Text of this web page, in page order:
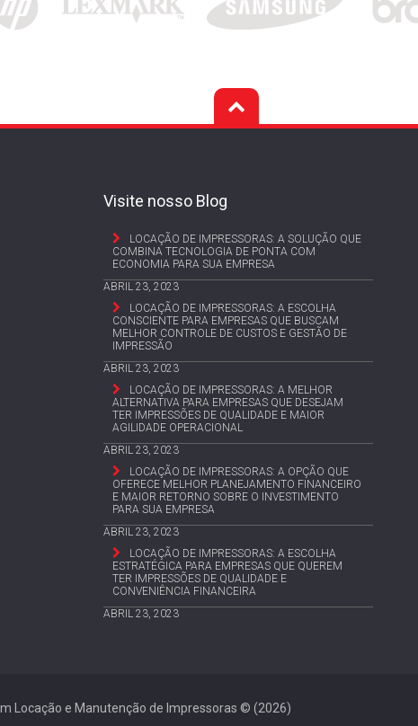
Visite nosso Blog
LOCAÇÃO DE IMPRESSORAS: A SOLUÇÃO QUE
COMBINA TECNOLOGIA DE PONTA COM
ECONOMIA PARA SUA EMPRESA
ABRIL 23, 2023
LOCAÇÃO DE IMPRESSORAS: A ESCOLHA
CONSCIENTE PARA EMPRESAS QUE BUSCAM
MELHOR CONTROLE DE CUSTOS E GESTÃO DE
IMPRESSÃO
ABRIL 23, 2023
LOCAÇÃO DE IMPRESSORAS: A MELHOR
ALTERNATIVA PARA EMPRESAS QUE DESEJAM
TER IMPRESSÕES DE QUALIDADE E MAIOR
AGILIDADE OPERACIONAL
ABRIL 23, 2023
LOCAÇÃO DE IMPRESSORAS: A OPÇÃO QUE
OFERECE MELHOR PLANEJAMENTO FINANCEIRO
E MAIOR RETORNO SOBRE O INVESTIMENTO
PARA SUA EMPRESA
ABRIL 23, 2023
LOCAÇÃO DE IMPRESSORAS: A ESCOLHA
ESTRATÉGICA PARA EMPRESAS QUE QUEREM
TER IMPRESSÕES DE QUALIDADE E
CONVENIÊNCIA FINANCEIRA
ABRIL 23, 2023
Locação e Manutenção de Impressoras © (2026)